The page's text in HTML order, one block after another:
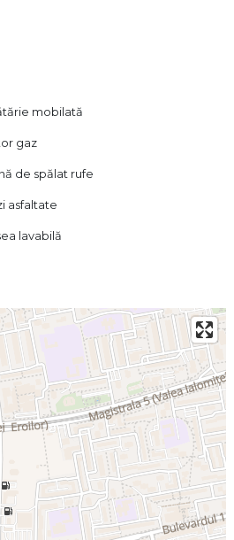
B-North Real Estate.
mobilată
gaz
de spălat rufe
asfaltate
lavabilă